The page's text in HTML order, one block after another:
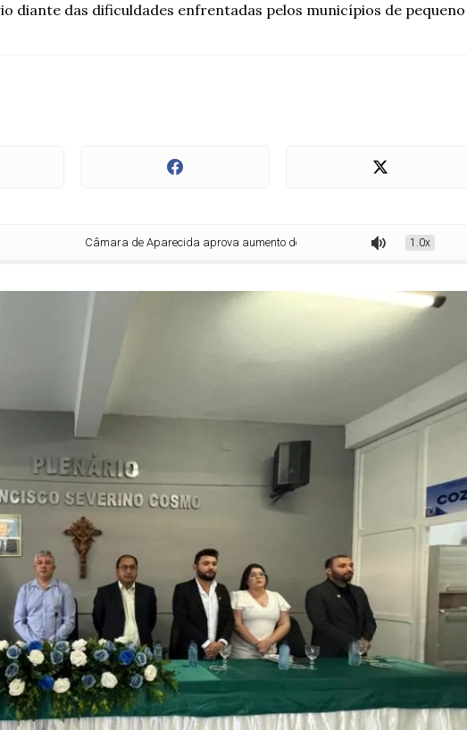
diante das dificuldades enfrentadas pelos municípios de
Câmara de Aparecida aprova aumento do percentual para abertura de créditos
1.0x